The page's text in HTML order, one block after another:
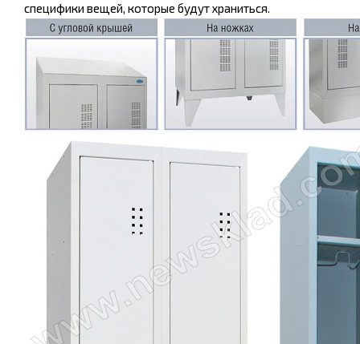
специфики вещей, которые будут храниться.